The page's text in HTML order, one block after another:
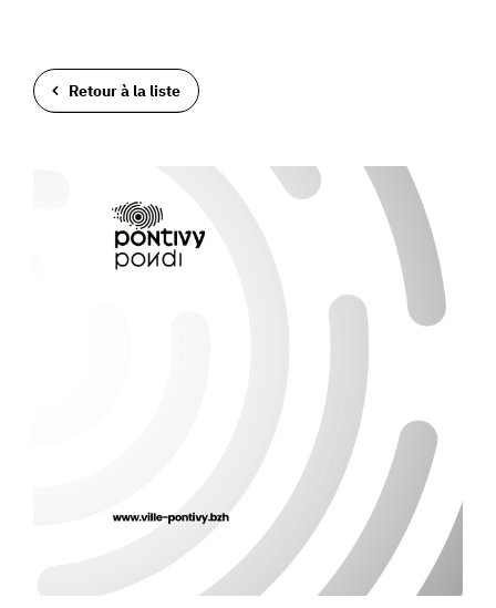
Retour à la liste